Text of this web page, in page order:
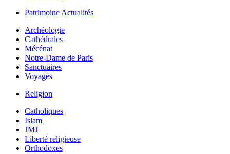
Patrimoine Actualités
Archéologie
Cathédrales
Mécénat
Notre-Dame de Paris
Sanctuaires
Voyages
Religion
Catholiques
Islam
JMJ
Liberté religieuse
Orthodoxes